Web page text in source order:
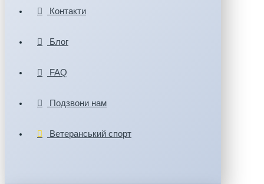
Контакти
Блог
FAQ
Подзвони нам
Ветеранський спорт